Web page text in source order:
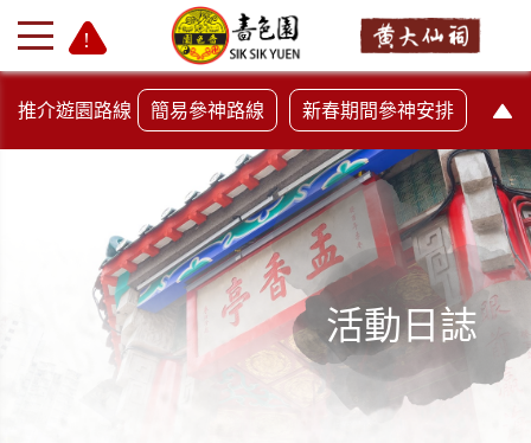
+
推介遊園路線 簡易參神路線 新春期間參神安排
活動日誌